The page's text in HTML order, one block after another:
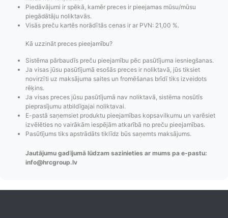
Pasūtījumu statusa
maiņas
paziņojumi,
Izsekošana,
Pasūtījumu re-
order u.c.
Visi pieejamie
piegādes veidi un
to izmaksas bez
lietotāja konta
PayPal
Piedāvājumi ir spēkā, kamēr preces ir pieejamas mūsu/mūsu
piegādātāju noliktavās.
Visās preču kartēs norādītās cenas ir ar PVN: 21,00 %.
Kā uzzināt preces pieejamību?
Sistēma pārbaudīs preču pieejamību pēc pasūtījuma iesniegšanas.
Ja visas jūsu pasūtījumā esošās preces ir noliktavā, jūs tiksiet
novirzīti uz maksājuma saites un fromēšanas brīdī tiks izveidots
rēķins.
Ja visas preces jūsu pasūtījumā nav noliktavā, sistēma nosūtīs
pieprasījumu atbildīgajai noliktavai.
E-pastā saņemsiet produktu pieejamības kopsavilkumu un varēsiet
izvēlēties no vairākām iespējām atkarībā no preču pieejamības.
Pasūtījums tiks apstrādāts tiklīdz būs saņemts maksājums.
Jautājumu gadījumā lūdzam sazinieties ar mums pa e-pastu:
info@hrcgroup.lv